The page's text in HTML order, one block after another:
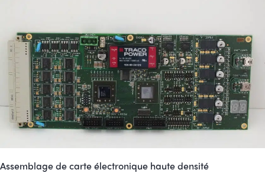
Assemblage de carte électronique haute densité